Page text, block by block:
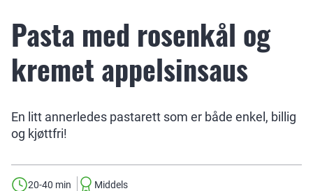
Pasta med rosenkål og
kremet appelsinsaus
En litt annerledes pastarett som er både enkel, billig
og kjøttfri!
20-40 min Middels